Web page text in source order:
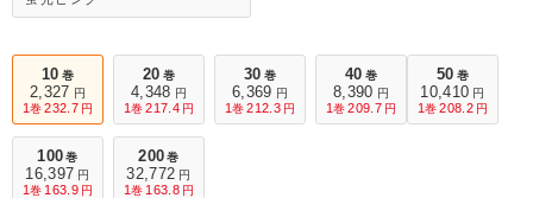
10 巻
2,327 円
1巻 232.7 円
20 巻
4,348 円
1巻 217.4 円
30 巻
6,369 円
1巻 212.3 円
40 巻
8,390 円
1巻 209.7 円
50 巻
10,410 円
1巻 208.2 円
100 巻
16,397 円
1巻 163.9 円
200 巻
32,772 円
1巻 163.8 円